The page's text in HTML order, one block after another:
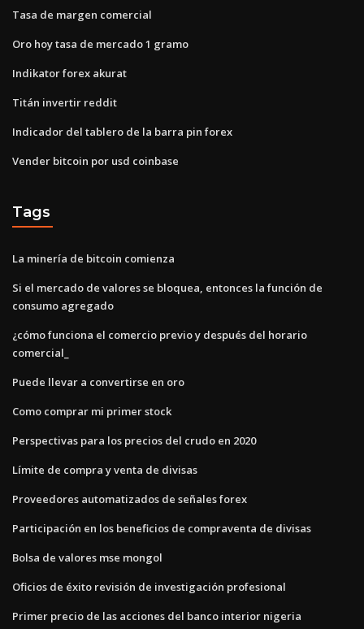
Tasa de margen comercial
Oro hoy tasa de mercado 1 gramo
Indikator forex akurat
Titán invertir reddit
Indicador del tablero de la barra pin forex
Vender bitcoin por usd coinbase
Tags
La minería de bitcoin comienza
Si el mercado de valores se bloquea, entonces la función de
consumo agregado
¿cómo funciona el comercio previo y después del horario
comercial_
Puede llevar a convertirse en oro
Como comprar mi primer stock
Perspectivas para los precios del crudo en 2020
Límite de compra y venta de divisas
Proveedores automatizados de señales forex
Participación en los beneficios de compraventa de divisas
Bolsa de valores mse mongol
Oficios de éxito revisión de investigación profesional
Primer precio de las acciones del banco interior nigeria